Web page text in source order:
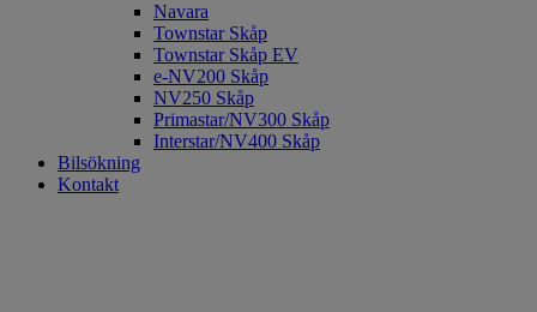
Navara
Townstar Skåp
Townstar Skåp EV
e-NV200 Skåp
NV250 Skåp
Primastar/NV300 Skåp
Interstar/NV400 Skåp
Bilsökning
Kontakt